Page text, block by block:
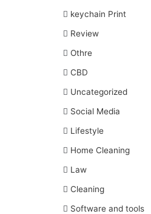
keychain Print
Review
Othre
CBD
Uncategorized
Social Media
Lifestyle
Home Cleaning
Law
Cleaning
Software and tools